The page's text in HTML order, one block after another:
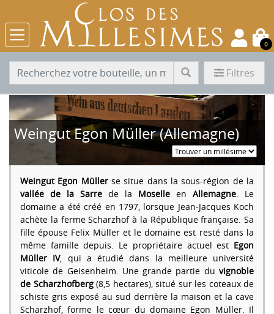
0
Filtres
Weingut Egon Müller (Allemagne)
Weingut Egon Müllerse situe dans la sous-région de la
vallée de la Sarre de la Moselle en Allemagne. Le
domaine a été créé en 1797, lorsque Jean-Jacques Koch
achète la ferme Scharzhof à la République française. Sa
fille épouse Felix Müller et le domaine est resté dans la
même famille depuis. Le propriétaire actuel est Egon
Müller IV, qui a étudié dans la meilleure université
viticole de Geisenheim. Une grande partie du vignoble
de Scharzhofberg(8,5 hectares), situé sur les coteaux de
schiste gris exposé au sud derrière la maison et la cave
Scharzhof, forme le cœur du domaine Egon Müller. Il